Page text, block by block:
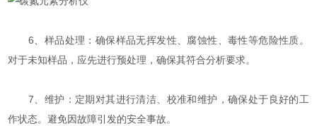
6、样品处理：确保样品无挥发性、腐蚀性、毒性等危险性质。
对于未知样品，应先进行预处理，确保其符合分析要求。
7、维护：定期对其进行清洁、校准和维护，确保处于良好的工
作状态。避免因故障引发的安全事故。